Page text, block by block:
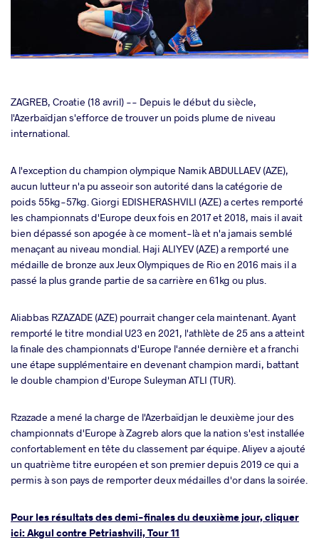
ZAGREB, Croatie (18 avril) -- Depuis le début du siècle,
l'Azerbaïdjan s'efforce de trouver un poids plume de niveau
international.
A l'exception du champion olympique Namik ABDULLAEV (AZE),
aucun lutteur n'a pu asseoir son autorité dans la catégorie de
poids 55kg-57kg. Giorgi EDISHERASHVILI (AZE) a certes remporté
les championnats d'Europe deux fois en 2017 et 2018, mais il avait
bien dépassé son apogée à ce moment-là et n'a jamais semblé
menaçant au niveau mondial. Haji ALIYEV (AZE) a remporté une
médaille de bronze aux Jeux Olympiques de Rio en 2016 mais il a
passé la plus grande partie de sa carrière en 61kg ou plus.
Aliabbas RZAZADE (AZE) pourrait changer cela maintenant. Ayant
remporté le titre mondial U23 en 2021, l'athlète de 25 ans a atteint
la finale des championnats d'Europe l'année dernière et a franchi
une étape supplémentaire en devenant champion mardi, battant
le double champion d'Europe Suleyman ATLI (TUR).
Rzazade a mené la charge de l'Azerbaïdjan le deuxième jour des
championnats d'Europe à Zagreb alors que la nation s'est installée
confortablement en tête du classement par équipe. Aliyev a ajouté
un quatrième titre européen et son premier depuis 2019 ce qui a
permis à son pays de remporter deux médailles d'or dans la soirée.
Pour les résultats des demi-finales du deuxième jour, cliquer
ici: Akgul contre Petriashvili, Tour 11